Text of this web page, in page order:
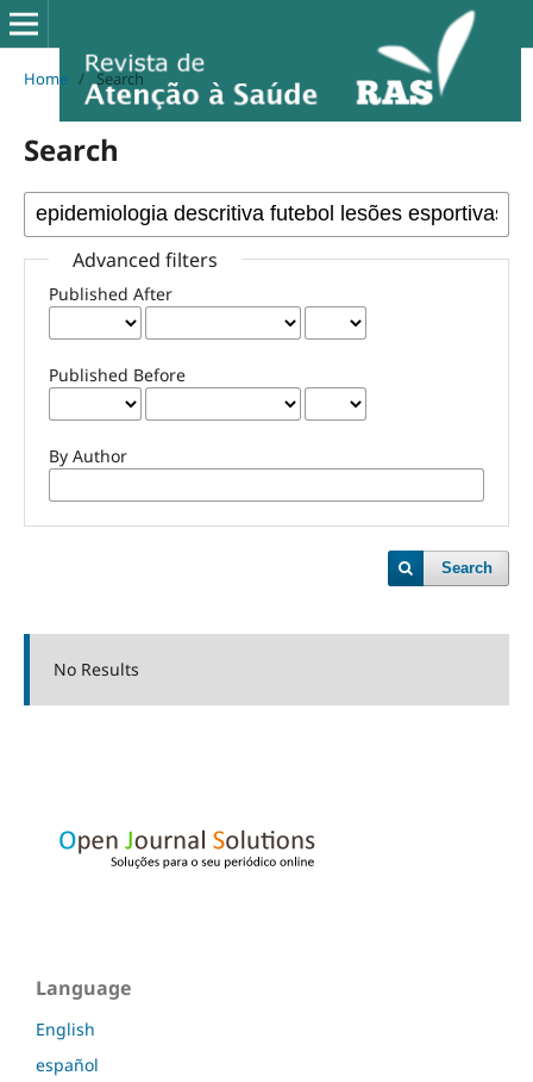
Home / Search
Search
Advanced filters
Published After
Published Before
By Author
Search
No Results
Language
English
español